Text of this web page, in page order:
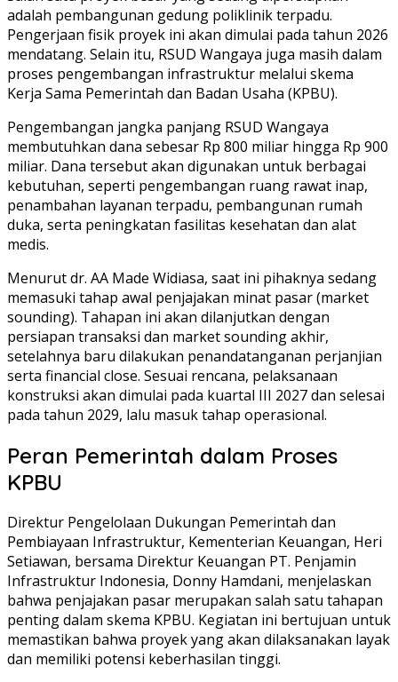
adalah pembangunan gedung poliklinik terpadu.
Pengerjaan fisik proyek ini akan dimulai pada tahun 2026
mendatang. Selain itu, RSUD Wangaya juga masih dalam
proses pengembangan infrastruktur melalui skema
Kerja Sama Pemerintah dan Badan Usaha (KPBU).
Pengembangan jangka panjang RSUD Wangaya
membutuhkan dana sebesar Rp 800 miliar hingga Rp 900
miliar. Dana tersebut akan digunakan untuk berbagai
kebutuhan, seperti pengembangan ruang rawat inap,
penambahan layanan terpadu, pembangunan rumah
duka, serta peningkatan fasilitas kesehatan dan alat
medis.
Menurut dr. AA Made Widiasa, saat ini pihaknya sedang
memasuki tahap awal penjajakan minat pasar (market
sounding). Tahapan ini akan dilanjutkan dengan
persiapan transaksi dan market sounding akhir,
setelahnya baru dilakukan penandatanganan perjanjian
serta financial close. Sesuai rencana, pelaksanaan
konstruksi akan dimulai pada kuartal III 2027 dan selesai
pada tahun 2029, lalu masuk tahap operasional.
Peran Pemerintah dalam Proses
KPBU
Direktur Pengelolaan Dukungan Pemerintah dan
Pembiayaan Infrastruktur, Kementerian Keuangan, Heri
Setiawan, bersama Direktur Keuangan PT. Penjamin
Infrastruktur Indonesia, Donny Hamdani, menjelaskan
bahwa penjajakan pasar merupakan salah satu tahapan
penting dalam skema KPBU. Kegiatan ini bertujuan untuk
memastikan bahwa proyek yang akan dilaksanakan layak
dan memiliki potensi keberhasilan tinggi.